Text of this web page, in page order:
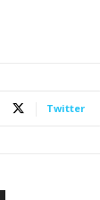
Twitter